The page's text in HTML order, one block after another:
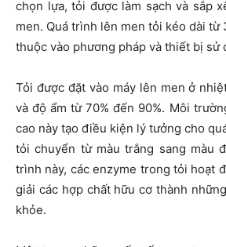
chọn lựa, tỏi được làm sạch và sắp
men. Quá trình lên men tỏi kéo dài từ
thuộc vào phương pháp và thiết bị sử
Tỏi được đặt vào máy lên men ở
và độ ẩm từ 70% đến 90%. Môi
cao này tạo điều kiện lý tưởng cho
tỏi chuyển từ màu trắng sang màu
trình này, các enzyme trong tỏi hoạt
giải các hợp chất hữu cơ thành
khỏe.